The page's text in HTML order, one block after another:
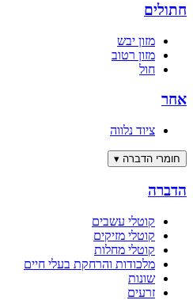
חתולים
מזון יבש
מזון רטוב
חול
אחר
ציוד נלווה
חומרי הדברה ▾
הדברה
קוטלי עשבים
קוטלי מזיקים
קוטלי מחלות
מלכודות והרחקת בעלי חיים
שונות
זרעים